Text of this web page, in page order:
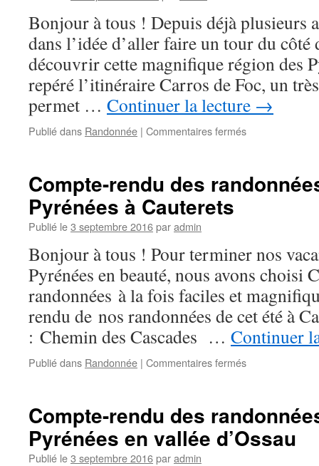
Luz
et
Gavarnie
Bonjour à tous ! Depuis déjà plusieurs
dans l’idée d’aller faire un tour du côté
découvrir cette magnifique région des
repéré l’itinéraire Carros de Foc, un
permet … Continuer la lecture →
Publié dans Randonnée | Commentaires ferméssur
dans
le
Carros
Foc
Compte-rendu des
Pyrénées à Cauterets
Publié le3 septembre 2016paradmin
Bonjour à tous ! Pour terminer nos
Pyrénées en beauté, nous avons choisi
randonnées à la fois faciles et
rendu de nos randonnées de cet été à
: Chemin des Cascades … Continuer
Publié dans Randonnée | Commentaires ferméssur
randonnées
d’été
dans
Compte-rendu des
Pyrénées en vallée d’Ossau
Publié le3 septembre 2016paradmin